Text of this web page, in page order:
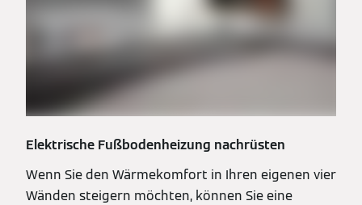
Elektrische Fußbodenheizung nachrüsten
Wenn Sie den Wärmekomfort in Ihren eigenen vier
Wänden steigern möchten, können Sie eine